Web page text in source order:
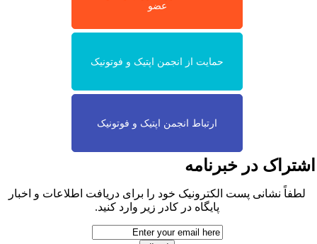
عضو
حمایت از انجمن اپتیک و فوتونیک
ارتباط انجمن اپتیک و فوتونیک
در خبرنامه
لطفاً نشانی پست الکترونیک خود را برای دریافت اطلاعات و اخبار
پایگاه در کادر زیر وارد کنید.